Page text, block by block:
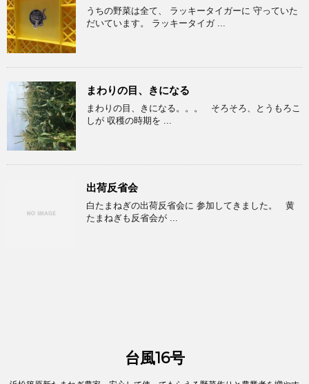
うちの野菜は全て、 ラッキータイガーに 守っていた
だいています。 ラッキータイガ ...
まわりの目、きになる
まわりの目、きになる。。。 そろそろ、とうもろこ
しが 収穫の時期を ...
出荷反省会
白たまねぎの出荷反省会に 参加してきました。 黄
たまねぎも反省会が ...
台風16号